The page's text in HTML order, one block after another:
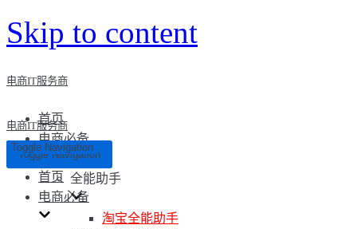
Skip to content
电商IT服务商
首页
电商必备
全能助手
淘宝全能助手
电商IT服务商
Toggle Navigation
Toggle Navigation
首页
电商必备